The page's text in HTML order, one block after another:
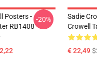
Posters -
RB1408
-20%
Sadie
Crowell
€ 22,49